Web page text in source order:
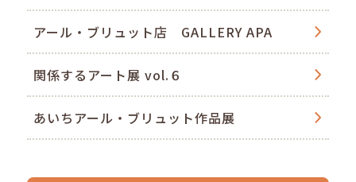
アール・ブリュット店 GALLERY APA
関係するアート展 vol.６
あいちアール・ブリュット作品展